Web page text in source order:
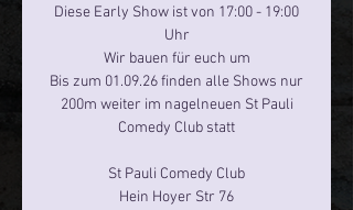
Diese Early Show ist von 17:00 - 19:00
Uhr
Wir bauen für euch um
Bis zum 01.09.26 finden alle Shows nur
200m weiter im nagelneuen St Pauli
Comedy Club statt
St Pauli Comedy Club
Hein Hoyer Str 76